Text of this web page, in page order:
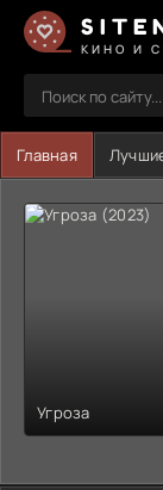
КИНО И
Главная
Угроза